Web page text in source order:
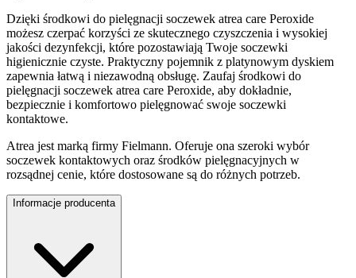
Dzięki środkowi do pielęgnacji soczewek atrea care Peroxide
możesz czerpać korzyści ze skutecznego czyszczenia i wysokiej
jakości dezynfekcji, które pozostawiają Twoje soczewki
higienicznie czyste. Praktyczny pojemnik z platynowym dyskiem
zapewnia łatwą i niezawodną obsługę. Zaufaj środkowi do
pielęgnacji soczewek atrea care Peroxide, aby dokładnie,
bezpiecznie i komfortowo pielęgnować swoje soczewki
kontaktowe.
Atrea jest marką firmy Fielmann. Oferuje ona szeroki wybór
soczewek kontaktowych oraz środków pielęgnacyjnych w
rozsądnej cenie, które dostosowane są do różnych potrzeb.
Informacje producenta